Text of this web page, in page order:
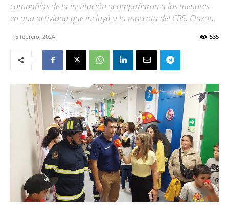
compañías de la institución acompañaron a los menores
en una actividad que incluyó a la mascota del CBS, Claxon.
15 febrero, 2024 535